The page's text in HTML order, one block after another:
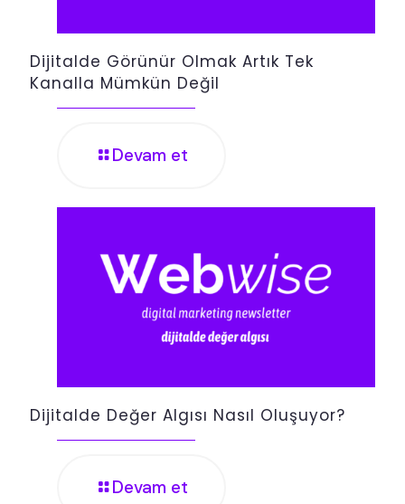
Dijitalde Görünür Olmak Artık Tek
Kanalla Mümkün Değil
Devam et
Dijitalde Değer Algısı Nasıl Oluşuyor?
Devam et